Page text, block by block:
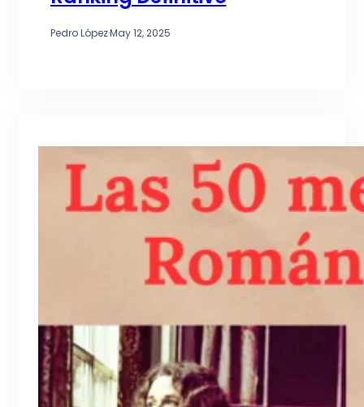
Pedro López·May 12, 2025